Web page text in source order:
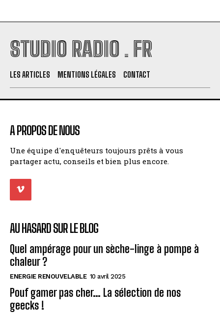
STUDIO RADIO . FR
LES ARTICLES MENTIONS LÉGALES CONTACT
A PROPOS DE NOUS
Une équipe d'enquêteurs toujours prêts à vous
partager actu, conseils et bien plus encore.
AU HASARD SUR LE BLOG
Quel ampérage pour un sèche-linge à pompe à
chaleur ?
ENERGIE RENOUVELABLE 10 avril 2025
Pouf gamer pas cher… La sélection de nos
geecks !